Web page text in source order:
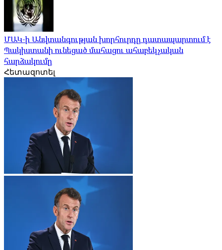
ՄԱԿ-ի Անվտանգության խորհուրդը դատապարտում է
Պակիստանի ունեցած մահացու ահաբեկչական
հարձակումը
Հետազոտել